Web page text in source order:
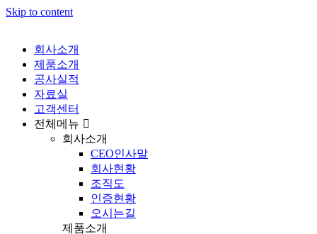
Skip to content
회사소개
제품소개
공사실적
자료실
고객센터
전체메뉴
회사소개
CEO인사말
회사현황
조직도
인증현황
오시는길
제품소개